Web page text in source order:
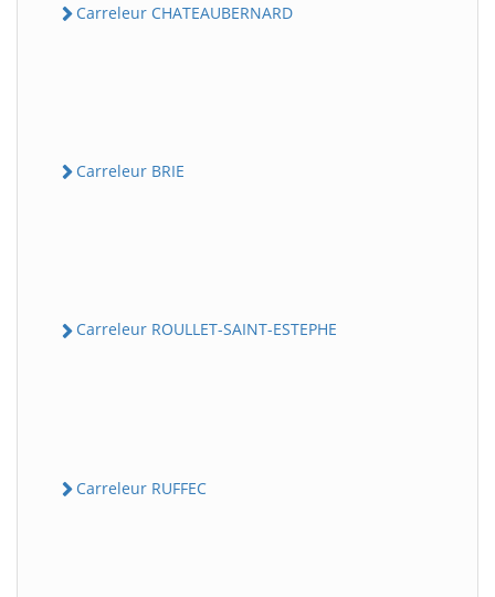
Carreleur CHATEAUBERNARD
Carreleur BRIE
Carreleur ROULLET-SAINT-ESTEPHE
Carreleur RUFFEC